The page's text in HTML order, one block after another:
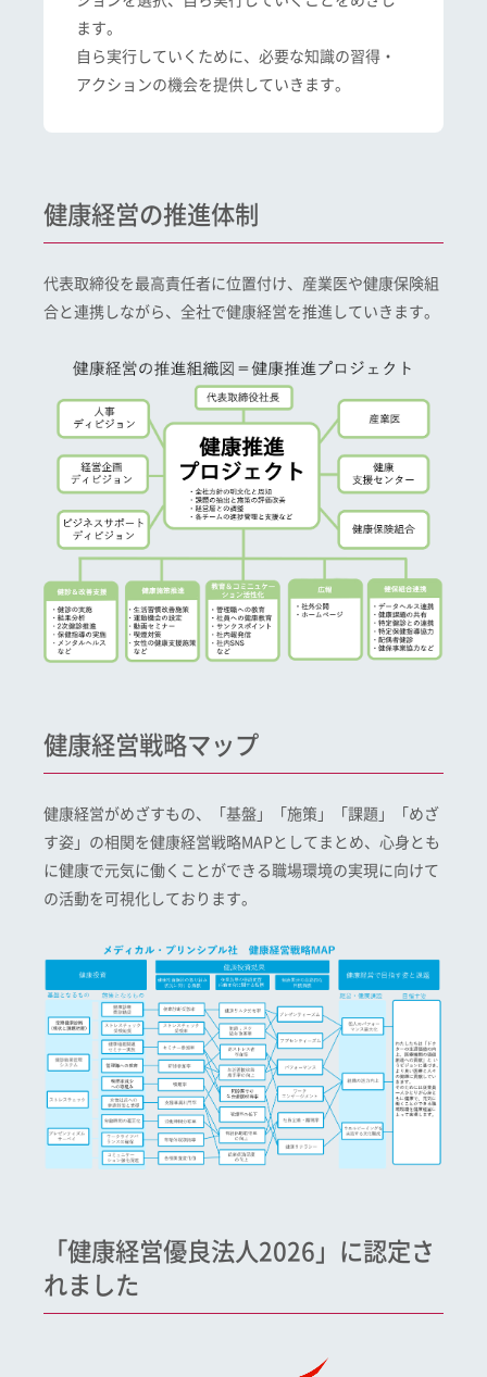
ます。
自ら実行していくために、必要な知識の習得・
アクションの機会を提供していきます。
健康経営の推進体制
代表取締役を最高責任者に位置付け、産業医や健康保険組
合と連携しながら、全社で健康経営を推進していきます。
健康経営戦略マップ
健康経営がめざすもの、「基盤」「施策」「課題」「めざ
す姿」の相関を健康経営戦略MAPとしてまとめ、心身とも
に健康で元気に働くことができる職場環境の実現に向けて
の活動を可視化しております。
「健康経営優良法人2026」に認定さ
れました